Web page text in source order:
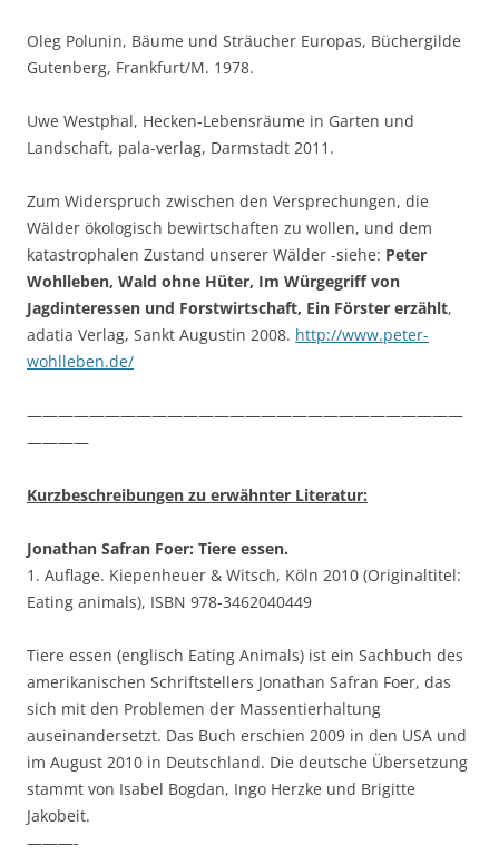
Oleg Polunin, Bäume und Sträucher Europas, Büchergilde
Gutenberg, Frankfurt/M. 1978.
Uwe Westphal, Hecken-Lebensräume in Garten und
Landschaft, pala-verlag, Darmstadt 2011.
Zum Widerspruch zwischen den Versprechungen, die
Wälder ökologisch bewirtschaften zu wollen, und dem
katastrophalen Zustand unserer Wälder -siehe: Peter
Wohlleben, Wald ohne Hüter, Im Würgegriff von
Jagdinteressen und Forstwirtschaft, Ein Förster erzählt,
adatia Verlag, Sankt Augustin 2008. http://www.peter-
wohlleben.de/
————————————————————————————
————
Kurzbeschreibungen zu erwähnter Literatur:
Jonathan Safran Foer: Tiere essen.
1. Auflage. Kiepenheuer & Witsch, Köln 2010 (Originaltitel:
Eating animals), ISBN 978-3462040449
Tiere essen (englisch Eating Animals) ist ein Sachbuch des
amerikanischen Schriftstellers Jonathan Safran Foer, das
sich mit den Problemen der Massentierhaltung
auseinandersetzt. Das Buch erschien 2009 in den USA und
im August 2010 in Deutschland. Die deutsche Übersetzung
stammt von Isabel Bogdan, Ingo Herzke und Brigitte
Jakobeit.
———-